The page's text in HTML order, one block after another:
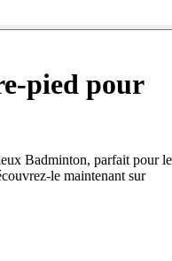
pied pour
Badminton, parfait pour le
le maintenant sur